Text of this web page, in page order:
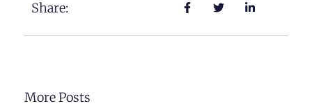
Share:
More Posts